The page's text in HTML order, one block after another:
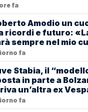
fa
Amodio un
ricordi e futuro:
sempre nel mio
fa
Stabia, il
in parte a
un’altra ex
fa